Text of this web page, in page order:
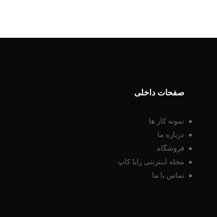
صفحات داخلی
نمونه کار ها
درباره ما
فروشگاه
مجله اینترنتی رایا کاپ
تماس با ما